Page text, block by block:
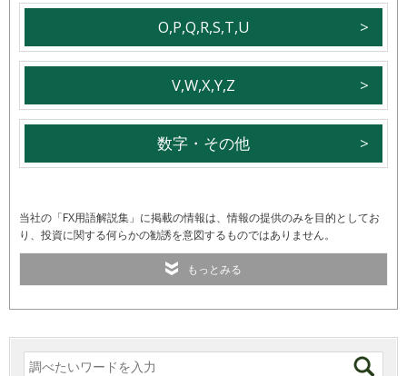
O,P,Q,R,S,T,U
V,W,X,Y,Z
数字・その他
当社の「FX用語解説集」に掲載の情報は、情報の提供のみを目的としてお
り、投資に関する何らかの勧誘を意図するものではありません。
もっとみる